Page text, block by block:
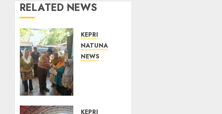
RELATED NEWS
KEPRI
NATUNA
NEWS
KEPRI